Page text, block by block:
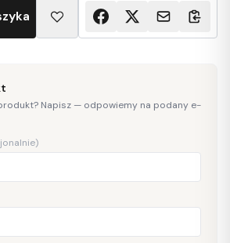
Napisz — odpowiemy na podany e-